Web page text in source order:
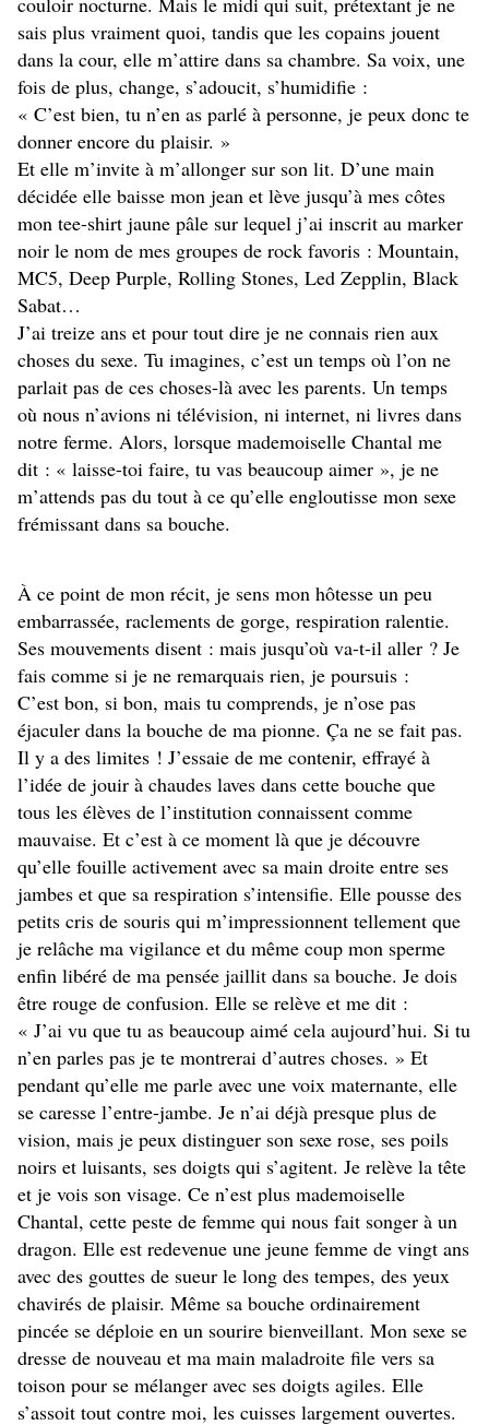
sais plus vraiment quoi, tandis que les copains jouent
dans la cour, elle m’attire dans sa chambre. Sa voix, une
fois de plus, change, s’adoucit, s’humidifie :
« C’est bien, tu n’en as parlé à personne, je peux donc te
donner encore du plaisir. »
Et elle m’invite à m’allonger sur son lit. D’une main
décidée elle baisse mon jean et lève jusqu’à mes côtes
mon tee-shirt jaune pâle sur lequel j’ai inscrit au marker
noir le nom de mes groupes de rock favoris : Mountain,
MC5, Deep Purple, Rolling Stones, Led Zepplin, Black
Sabat…
J’ai treize ans et pour tout dire je ne connais rien aux
choses du sexe. Tu imagines, c’est un temps où l’on ne
parlait pas de ces choses-là avec les parents. Un temps
où nous n’avions ni télévision, ni internet, ni livres dans
notre ferme. Alors, lorsque mademoiselle Chantal me
dit : « laisse-toi faire, tu vas beaucoup aimer », je ne
m’attends pas du tout à ce qu’elle engloutisse mon sexe
frémissant dans sa bouche.
À ce point de mon récit, je sens mon hôtesse un peu
embarrassée, raclements de gorge, respiration ralentie.
Ses mouvements disent : mais jusqu’où va-t-il aller ? Je
fais comme si je ne remarquais rien, je poursuis :
C’est bon, si bon, mais tu comprends, je n’ose pas
éjaculer dans la bouche de ma pionne. Ça ne se fait pas.
Il y a des limites ! J’essaie de me contenir, effrayé à
l’idée de jouir à chaudes laves dans cette bouche que
tous les élèves de l’institution connaissent comme
mauvaise. Et c’est à ce moment là que je découvre
qu’elle fouille activement avec sa main droite entre ses
jambes et que sa respiration s’intensifie. Elle pousse des
petits cris de souris qui m’impressionnent tellement que
je relâche ma vigilance et du même coup mon sperme
enfin libéré de ma pensée jaillit dans sa bouche. Je dois
être rouge de confusion. Elle se relève et me dit :
« J’ai vu que tu as beaucoup aimé cela aujourd’hui. Si tu
n’en parles pas je te montrerai d’autres choses. » Et
pendant qu’elle me parle avec une voix maternante, elle
se caresse l’entre-jambe. Je n’ai déjà presque plus de
vision, mais je peux distinguer son sexe rose, ses poils
noirs et luisants, ses doigts qui s’agitent. Je relève la tête
et je vois son visage. Ce n’est plus mademoiselle
Chantal, cette peste de femme qui nous fait songer à un
dragon. Elle est redevenue une jeune femme de vingt ans
avec des gouttes de sueur le long des tempes, des yeux
chavirés de plaisir. Même sa bouche ordinairement
pincée se déploie en un sourire bienveillant. Mon sexe se
dresse de nouveau et ma main maladroite file vers sa
toison pour se mélanger avec ses doigts agiles. Elle
s’assoit tout contre moi, les cuisses largement ouvertes.